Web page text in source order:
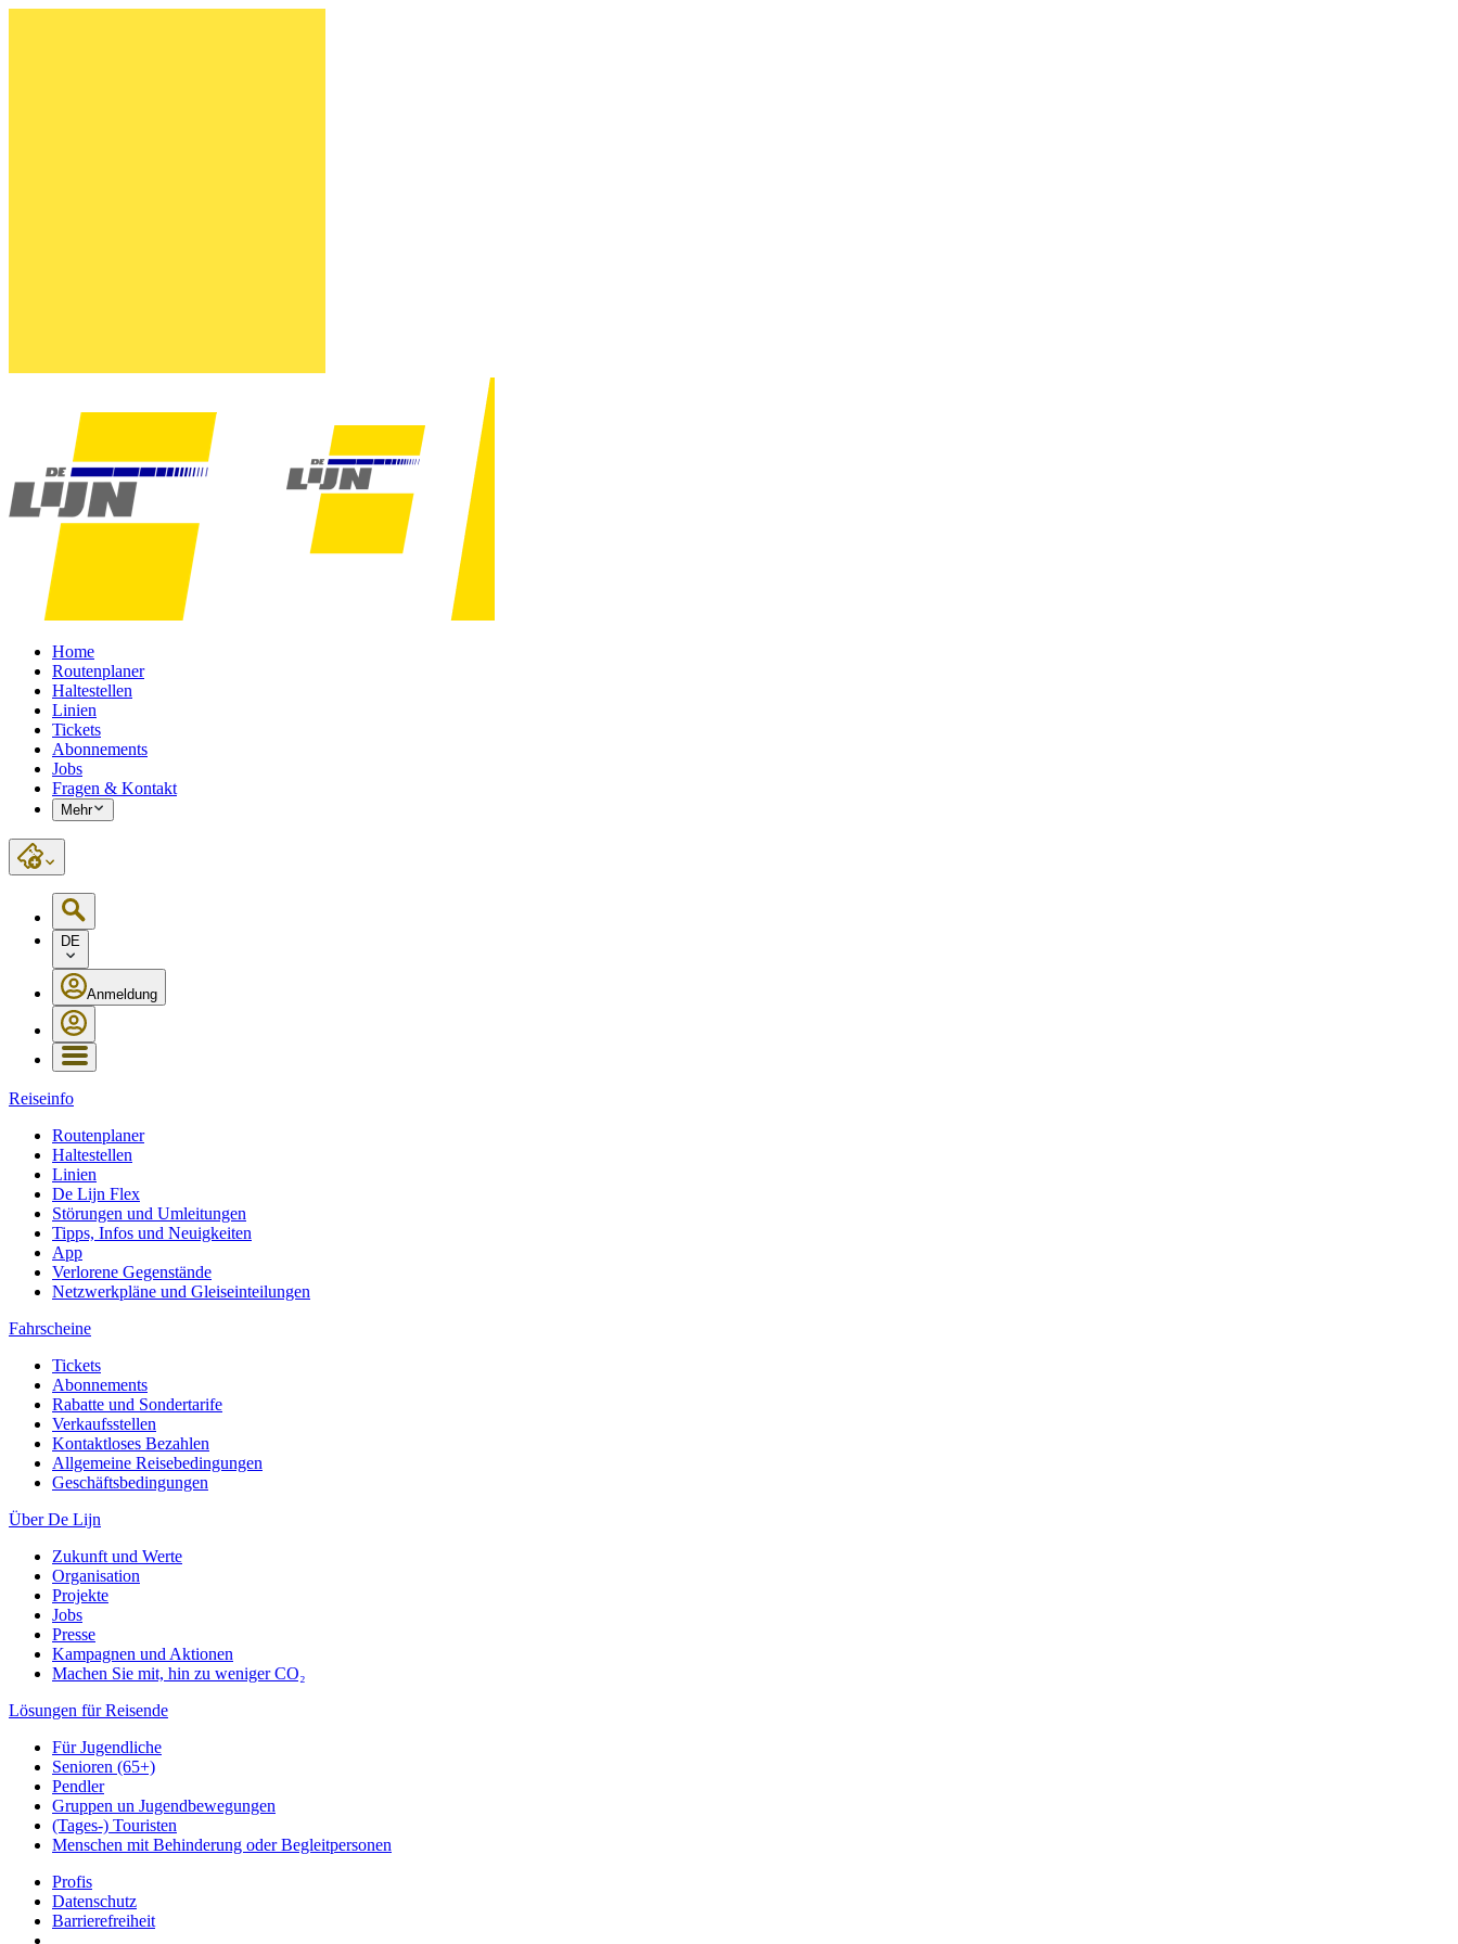
Home
Routenplaner
Haltestellen
Linien
Tickets
Abonnements
Jobs
Fragen & Kontakt
Mehr
DE
Anmeldung
Reiseinfo
Routenplaner
Haltestellen
Linien
De Lijn Flex
Störungen und Umleitungen
Tipps, Infos und Neuigkeiten
App
Verlorene Gegenstände
Netzwerkpläne und Gleiseinteilungen
Fahrscheine
Tickets
Abonnements
Rabatte und Sondertarife
Verkaufsstellen
Kontaktloses Bezahlen
Allgemeine Reisebedingungen
Geschäftsbedingungen
Über De Lijn
Zukunft und Werte
Organisation
Projekte
Jobs
Presse
Kampagnen und Aktionen
Machen Sie mit, hin zu weniger CO₂
Lösungen für Reisende
Für Jugendliche
Senioren (65+)
Pendler
Gruppen un Jugendbewegungen
(Tages-) Touristen
Menschen mit Behinderung oder Begleitpersonen
Profis
Datenschutz
Barrierefreiheit